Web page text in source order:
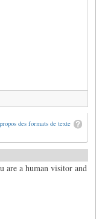
des formats de texte
are a human visitor and